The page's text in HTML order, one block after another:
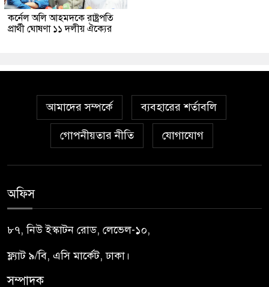
কর্নেল অলি আহমদকে রাষ্ট্রপতি
প্রার্থী ঘোষণা ১১ দলীয় ঐক্যের
আমাদের সম্পর্কে ব্যবহারের শর্তাবলি
গোপনীয়তার নীতি যোগাযোগ
অফিস
৮৭, নিউ ইস্কাটন রোড, লেভেল-১০,
ফ্ল্যাট ৯/বি, এসি মার্কেট, ঢাকা।
সম্পাদক